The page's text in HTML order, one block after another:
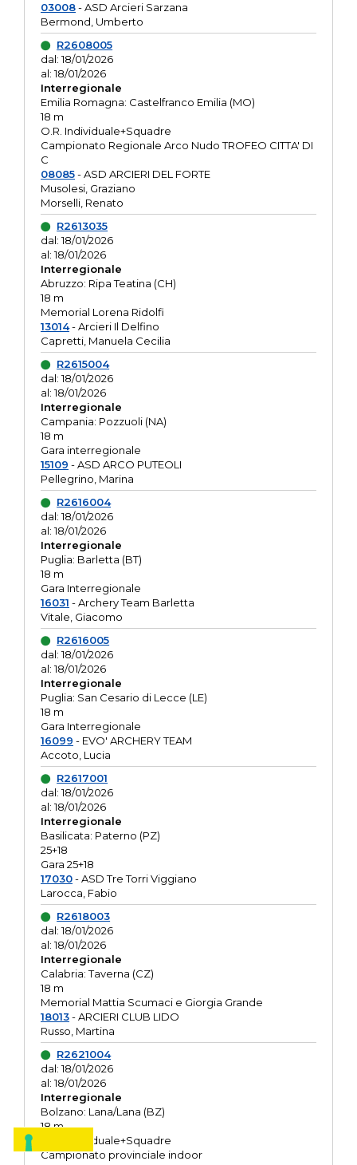
03008- ASD Arcieri Sarzana
Bermond, Umberto
R2608005
dal: 18/01/2026
al: 18/01/2026
Interregionale
Emilia Romagna: Castelfranco Emilia (MO)
18 m
O.R. Individuale+Squadre
Campionato Regionale Arco Nudo TROFEO CITTA' DI
C
08085- ASD ARCIERI DEL FORTE
Musolesi, Graziano
Morselli, Renato
R2613035
dal: 18/01/2026
al: 18/01/2026
Interregionale
Abruzzo: Ripa Teatina (CH)
18 m
Memorial Lorena Ridolfi
13014- Arcieri Il Delfino
Capretti, Manuela Cecilia
R2615004
dal: 18/01/2026
al: 18/01/2026
Interregionale
Campania: Pozzuoli (NA)
18 m
Gara interregionale
15109 - ASD ARCO PUTEOLI
Pellegrino, Marina
R2616004
dal: 18/01/2026
al: 18/01/2026
Interregionale
Puglia: Barletta (BT)
18 m
Gara Interregionale
16031 - Archery Team Barletta
Vitale, Giacomo
R2616005
dal: 18/01/2026
al: 18/01/2026
Interregionale
Puglia: San Cesario di Lecce (LE)
18 m
Gara Interregionale
16099 - EVO' ARCHERY TEAM
Accoto, Lucia
R2617001
dal: 18/01/2026
al: 18/01/2026
Interregionale
Basilicata: Paterno (PZ)
25+18
Gara 25+18
17030- ASD Tre Torri Viggiano
Larocca, Fabio
R2618003
dal: 18/01/2026
al: 18/01/2026
Interregionale
Calabria: Taverna (CZ)
18 m
Memorial Mattia Scumaci e Giorgia Grande
18013- ARCIERI CLUB LIDO
Russo, Martina
R2621004
dal: 18/01/2026
al: 18/01/2026
Interregionale
Bolzano: Lana/Lana (BZ)
18 m
O.R. Individuale+Squadre
Campionato provinciale indoor